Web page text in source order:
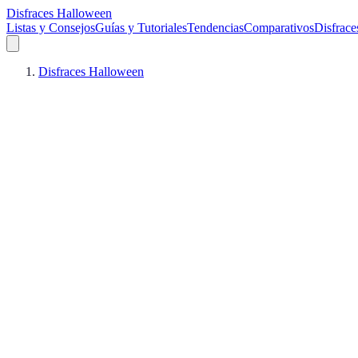
Disfraces Halloween
Listas y ConsejosGuías y TutorialesTendenciasComparativos
Disfraces Halloween